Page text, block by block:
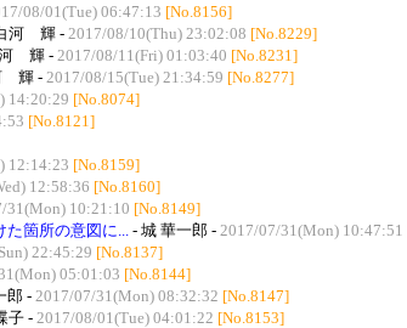
08/01(Tue) 06:47:13 [No.8156]
河 輝 - 2017/08/10(Thu) 23:02:08 [No.8229]
輝 - 2017/08/11(Fri) 01:03:40 [No.8231]
輝 - 2017/08/15(Tue) 21:34:59 [No.8277]
14:20:29 [No.8074]
[No.8121]
12:14:23 [No.8159]
12:58:36 [No.8160]
31(Mon) 10:21:10 [No.8149]
箇所の意図に... - 城 華一郎 - 2017/07/31(Mon) 10:47:51
22:45:29 [No.8137]
05:01:03 [No.8144]
郎 - 2017/07/31(Mon) 08:32:32 [No.8147]
子 - 2017/08/01(Tue) 04:01:22 [No.8153]